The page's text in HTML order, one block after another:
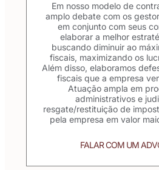
Em nosso modelo de
amplo debate com os
em conjunto com seus
elaborar a melhor
buscando diminuir ao
fiscais, maximizando os
Além disso, elaboramos
fiscais que a empresa
Atuação ampla em
administrativos e
resgate/restituição de
pela empresa em valor
FALAR COM UM